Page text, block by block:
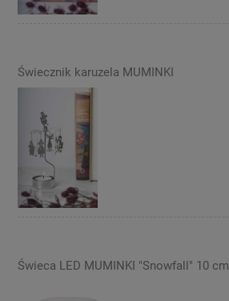
Świecznik karuzela MUMINKI
Świeca LED MUMINKI "Snowfall" 10 cm